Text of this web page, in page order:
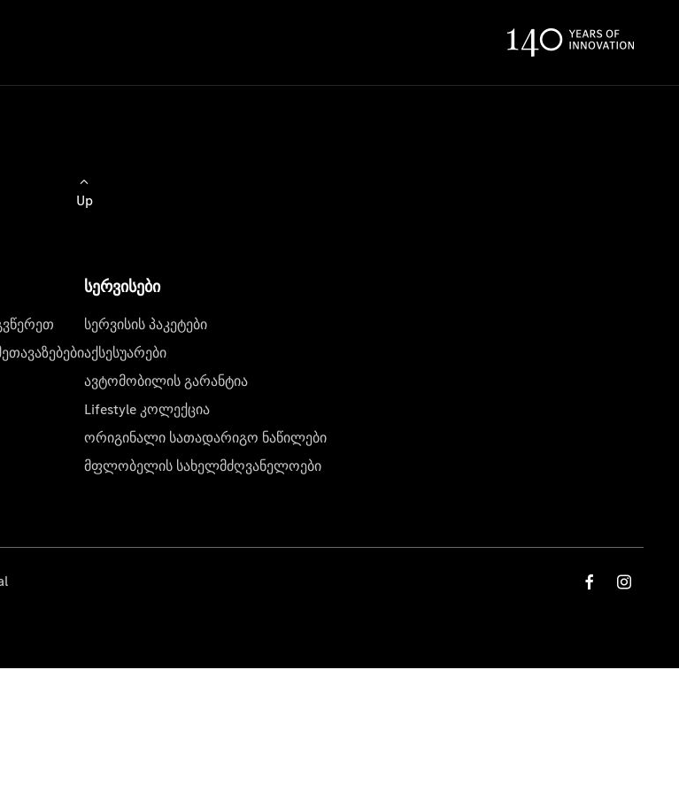
Up
სერვისები
სერვისის პაკეტები
აქსესუარები
ავტომობილის გარანტია
Lifestyle კოლექცია
ორიგინალი სათადარიგო ნაწილები
მფლობელის სახელმძღვანელოები